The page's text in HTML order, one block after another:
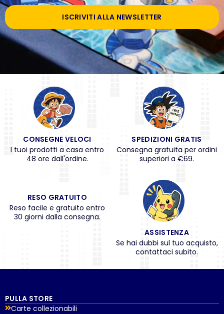
ISCRIVITI ALLA NEWSLETTER
CONSEGNE VELOCI
I tuoi prodotti a casa entro
48 ore dall'ordine.
SPEDIZIONI GRATIS
Consegna gratuita per ordini
superiori a €69.
RESO GRATUITO
Reso facile e gratuito entro
30 giorni dalla consegna.
ASSISTENZA
Se hai dubbi sul tuo acquisto,
contattaci subito.
PULLA STORE
Carte collezionabili